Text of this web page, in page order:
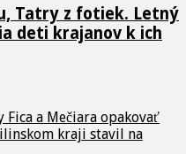
Tatry z fotiek. Letný
deti krajanov k ich